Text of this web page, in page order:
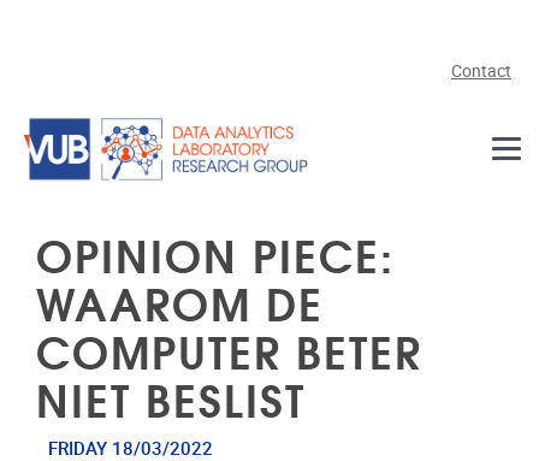
Contact
OPINION PIECE:
WAAROM DE
COMPUTER BETER
NIET BESLIST
FRIDAY 18/03/2022